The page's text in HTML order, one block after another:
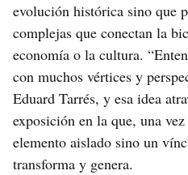
evolución histórica sino que
complejas que conectan la
economía o la cultura.
con muchos vértices y
Eduard Tarrés, y esa idea
exposición en la que, una
elemento aislado sino un
transforma y genera.